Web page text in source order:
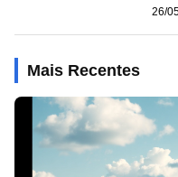
26/
Mais Recentes